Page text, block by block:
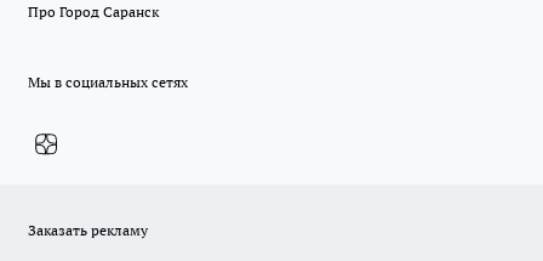
Про Город Саранск
Мы в социальных сетях
Заказать рекламу